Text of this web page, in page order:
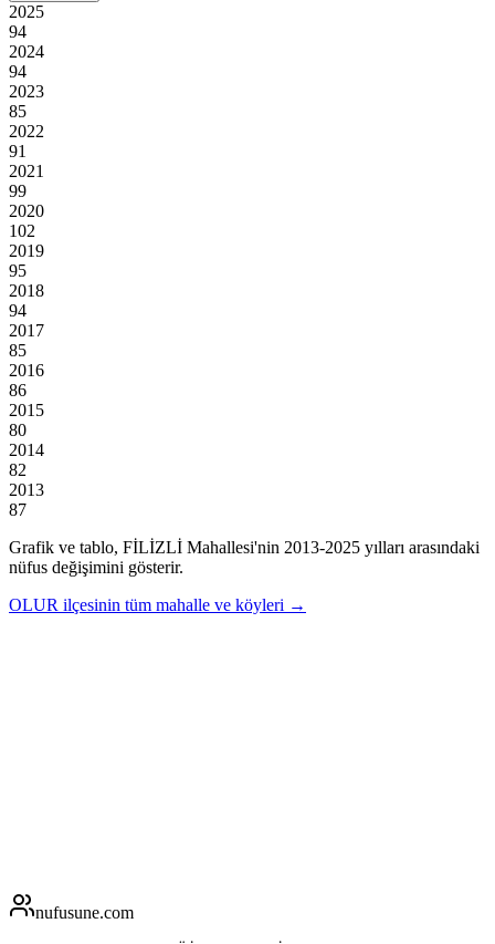
2025
94
2024
94
2023
85
2022
91
2021
99
2020
102
2019
95
2018
94
2017
85
2016
86
2015
80
2014
82
2013
87
Grafik ve tablo, FİLİZLİ Mahallesi'nin 2013-2025 yılları arasındaki
nüfus değişimini gösterir.
OLUR ilçesinin tüm mahalle ve köyleri →
nufusune.com